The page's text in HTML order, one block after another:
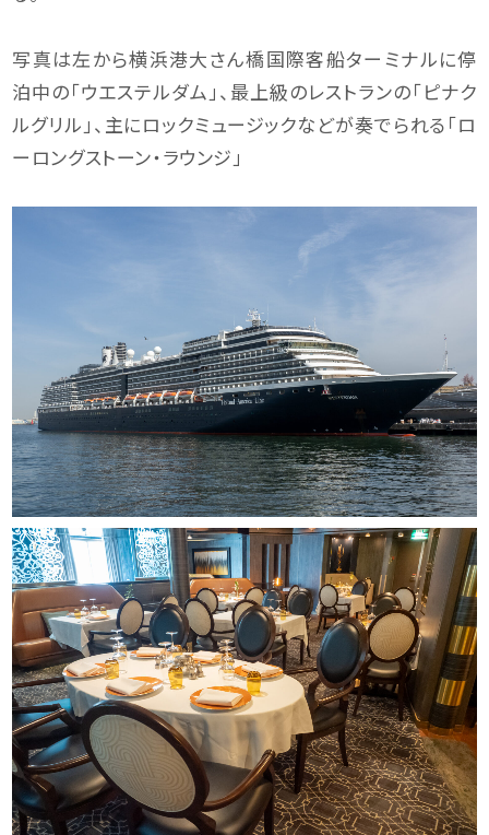
写真は左から横浜港大さん橋国際客船ターミナルに停
泊中の「ウエステルダム」、最上級のレストランの「ピナク
ルグリル」、主にロックミュージックなどが奏でられる「ロ
ーロングストーン・ラウンジ」